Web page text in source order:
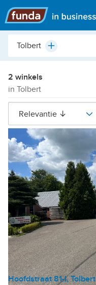
Hoofdmenu
Plaats,
etc.
Plus
2 winkels
in Tolbert
Hoofdstraat 81-I, Tolbert